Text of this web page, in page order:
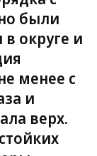
были
округе и
менее с
и
верх.